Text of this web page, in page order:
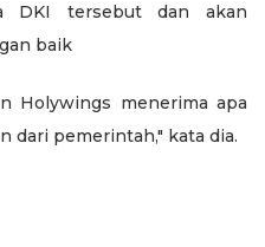
DKI tersebut dan akan
baik
Holywings menerima apa
dari pemerintah," kata dia.